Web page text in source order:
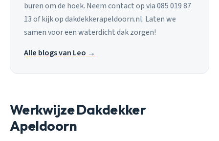
buren om de hoek. Neem contact op via 085 019 87
13 of kijk op dakdekkerapeldoorn.nl. Laten we
samen voor een waterdicht dak zorgen!
Alle blogs van Leo →
Werkwijze Dakdekker
Apeldoorn